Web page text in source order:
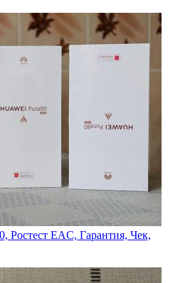
Ростест EAC, Гарантия, Чек,